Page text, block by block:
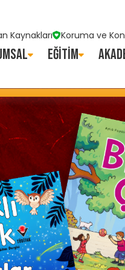
Kaynakları Koruma ve
EĞİTİM